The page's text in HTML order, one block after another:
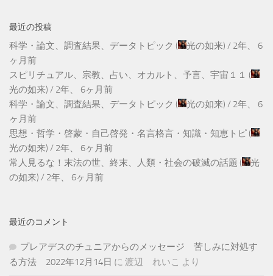
最近の投稿
科学・論文、調査結果、データトピック ( 光の如来) / 2年、 6
ヶ月前
スピリチュアル、宗教、占い、オカルト、予言、宇宙１１ (
光の如来) / 2年、 6ヶ月前
科学・論文、調査結果、データトピック ( 光の如来) / 2年、 6
ヶ月前
思想・哲学・啓蒙・自己啓発・名言格言・知識・知恵トピ (
光の如来) / 2年、 6ヶ月前
常人見るな！末法の世、終末、人類・社会の破滅の話題 (
光
の如来) / 2年、 6ヶ月前
最近のコメント
プレアデスのチュニアからのメッセージ 苦しみに対処す
る方法 2022年12月14日 に 渡辺 れいこ より